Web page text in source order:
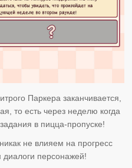
Паркера заканчивается,
то есть через неделю когда
в пицца-пропуске!
не влияем на прогресс
персонажей!